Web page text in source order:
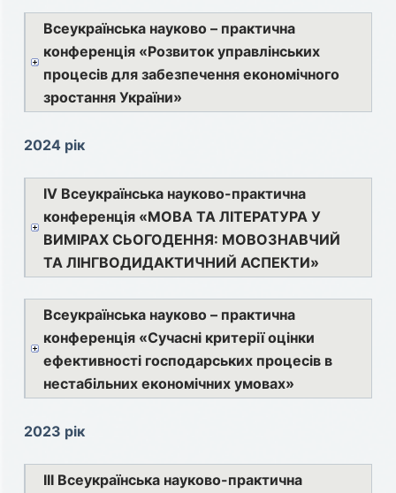
Всеукраїнська науково – практична
конференція «Розвиток управлінських
процесів для забезпечення економічного
зростання України»
2024 рік
ІV Всеукраїнська науково-практична
конференція «МОВА ТА ЛІТЕРАТУРА У
ВИМІРАХ СЬОГОДЕННЯ: МОВОЗНАВЧИЙ
ТА ЛІНГВОДИДАКТИЧНИЙ АСПЕКТИ»
Всеукраїнська науково – практична
конференція «Сучасні критерії оцінки
ефективності господарських процесів в
нестабільних економічних умовах»
2023 рік
ІІІ Всеукраїнська науково-практична